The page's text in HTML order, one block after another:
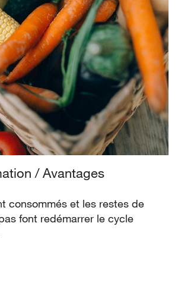
/ Avantages
consommés et les restes de
font redémarrer le cycle